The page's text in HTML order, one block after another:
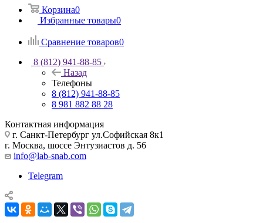
Корзина0
Избранные товары0
Сравнение товаров0
8 (812) 941-88-85
Назад
Телефоны
8 (812) 941-88-85
8 981 882 88 28
Контактная информация
г. Санкт-Петербург ул.Софийская 8к1
г. Москва, шоссе Энтузиастов д. 56
info@lab-snab.com
Telegram